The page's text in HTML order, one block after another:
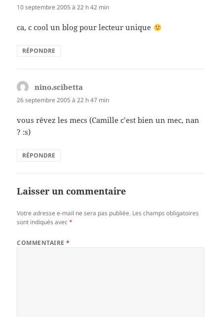
10 septembre 2005 à 22 h 42 min
ca, c cool un blog pour lecteur unique
RÉPONDRE
nino.scibetta
26 septembre 2005 à 22 h 47 min
vous rêvez les mecs (Camille c’est bien un mec, nan
? :s)
RÉPONDRE
Laisser un commentaire
Votre adresse e-mail ne sera pas publiée. Les champs obligatoires
sont indiqués avec*
COMMENTAIRE*